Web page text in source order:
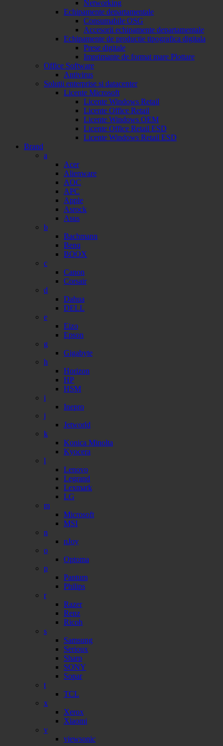
Networking
Echipamente departamentale
Consumabile OSG
Accesorii echipamente departamentale
Echipamente de productie tipografica digitala
Prese digitale
Imprimante de format mare Plottare
Office Software
Antivirus
Solutii enterprise si datacenter
Licente Microsoft
Licente Windows Retail
Licente Office Retail
Licente Windows OEM
Licente Office Retail ESD
Licente Windows Retail ESD
Brand
a
Acer
Alienware
AOC
APC
Apple
Asrock
Asus
b
Bachmann
Benq
BOOX
c
Canon
Corsair
d
Dahua
DELL
e
Eizo
Epson
g
Gigabyte
h
Horizon
HP
HSM
i
Inepro
j
Jetworld
k
Konica Minolta
Kyocera
l
Lenovo
Legrand
Lexmark
LG
m
Microsoft
MSI
n
nJoy
o
Optoma
p
Pantum
Philips
r
Razer
Renz
Ricoh
s
Samsung
Serioux
Sharp
SONY
Sopar
t
TCL
x
Xerox
Xiaomi
v
viewsonic